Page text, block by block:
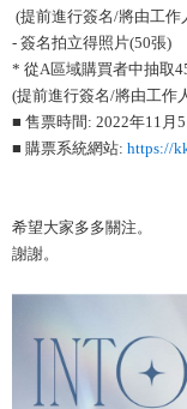
(提前進行簽名/將由工作
- 簽名拍立得照片(50張)
* 從A區域購買者中抽取
(提前進行簽名/將由工作
■ 售票時間: 2022年11月
■ 購票系統網站: https://
希望大家多多關注。
謝謝。